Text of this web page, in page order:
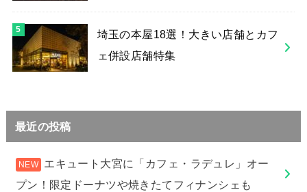
埼玉の本屋18選！大きい店舗とカフ
ェ併設店舗特集
最近の投稿
エキュート大宮に「カフェ・ラデュレ」オー
プン！限定ドーナツや焼きたてフィナンシェも